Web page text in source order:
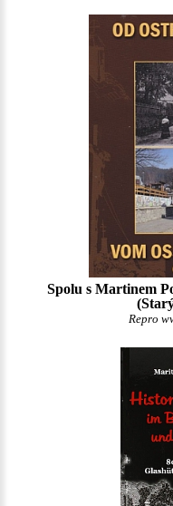
Spolu s Martinem
Repro